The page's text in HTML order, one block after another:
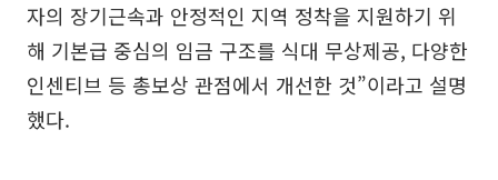
자의 장기근속과 안정적인 지역 정착을 지원하기 위
해 기본급 중심의 임금 구조를 식대 무상제공, 다양한
인센티브 등 총보상 관점에서 개선한 것”이라고 설명
했다.